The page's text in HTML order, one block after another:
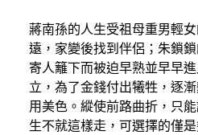
蔣南孫的人生受祖母重男輕
遠，家變後找到伴侶；朱鎖
寄人籬下而被迫早熟並早早
立，為了金錢付出犧牲，逐
用美色。縱使前路曲折，只
生不就這樣走，可選擇的僅